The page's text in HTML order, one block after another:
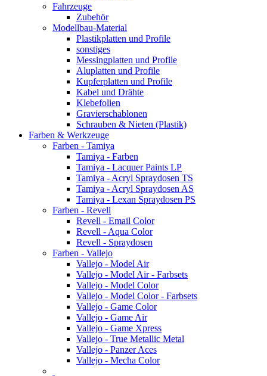
Fahrzeuge
Zubehör
Modellbau-Material
Plastikplatten und Profile
sonstiges
Messingplatten und Profile
Aluplatten und Profile
Kupferplatten und Profile
Kabel und Drähte
Klebefolien
Gravierschablonen
Schrauben & Nieten (Plastik)
Farben & Werkzeuge
Farben - Tamiya
Tamiya - Farben
Tamiya - Lacquer Paints LP
Tamiya - Acryl Spraydosen TS
Tamiya - Acryl Spraydosen AS
Tamiya - Lexan Spraydosen PS
Farben - Revell
Revell - Email Color
Revell - Aqua Color
Revell - Spraydosen
Farben - Vallejo
Vallejo - Model Air
Vallejo - Model Air - Farbsets
Vallejo - Model Color
Vallejo - Model Color - Farbsets
Vallejo - Game Color
Vallejo - Game Air
Vallejo - Game Xpress
Vallejo - True Metallic Metal
Vallejo - Panzer Aces
Vallejo - Mecha Color